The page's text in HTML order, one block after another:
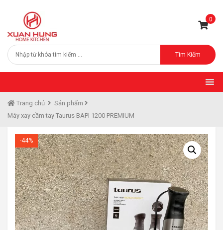
0
Tìm Kiếm
Trang chủ
Sản phẩm
Máy xay cầm tay Taurus BAPI 1200 PREMIUM
-44%